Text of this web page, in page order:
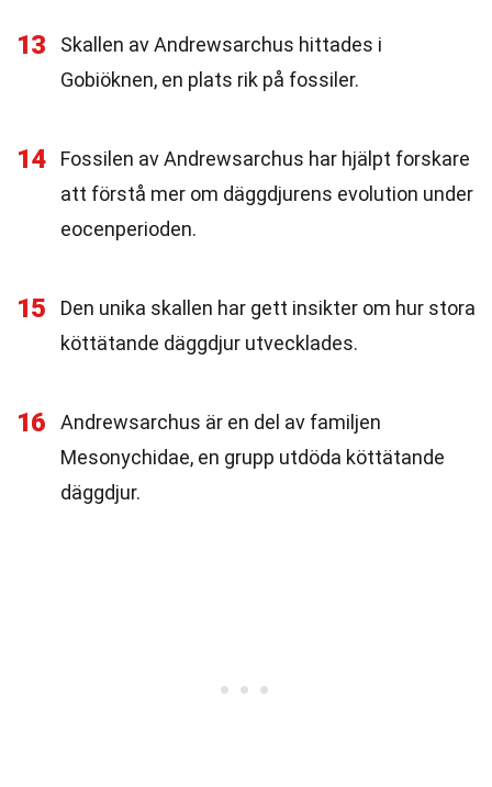
13
Skallen av Andrewsarchus hittades i
Gobiöknen, en plats rik på fossiler.
14
Fossilen av Andrewsarchus har hjälpt forskare
att förstå mer om däggdjurens evolution under
eocenperioden.
15
Den unika skallen har gett insikter om hur stora
köttätande däggdjur utvecklades.
16
Andrewsarchus är en del av familjen
Mesonychidae, en grupp utdöda köttätande
däggdjur.